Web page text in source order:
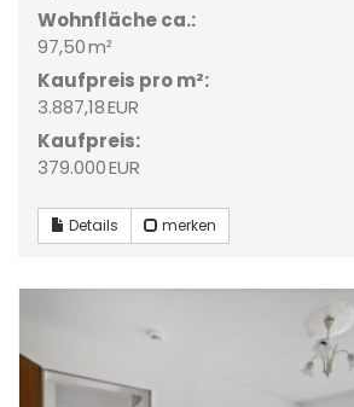
Wohnfläche ca.:
97,50 m²
Kaufpreis pro m²:
3.887,18 EUR
Kaufpreis:
379.000 EUR
Details merken